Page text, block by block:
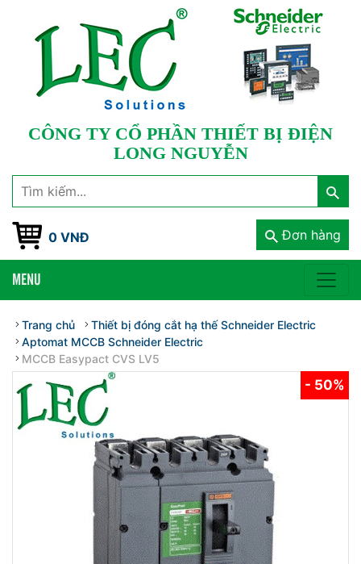
CÔNG TY CỔ PHẦN THIẾT BỊ ĐIỆN
LONG NGUYỄN
0 VNĐ Đơn hàng
MENU
Trang chủ
Thiết bị đóng cắt hạ thế Schneider Electric
Aptomat MCCB Schneider Electric
MCCB Easypact CVS LV5
- 50%